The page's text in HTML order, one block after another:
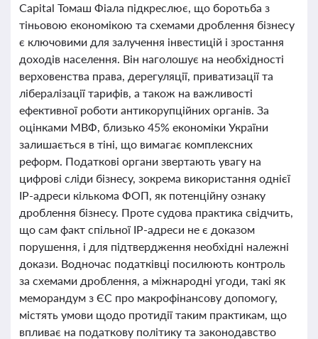
Capital Томаш Фіала підкреслює, що боротьба з
тіньовою економікою та схемами дроблення бізнесу
є ключовими для залучення інвестицій і зростання
доходів населення. Він наголошує на необхідності
верховенства права, дерегуляції, приватизації та
лібералізації тарифів, а також на важливості
ефективної роботи антикорупційних органів. За
оцінками МВФ, близько 45% економіки України
залишається в тіні, що вимагає комплексних
реформ. Податкові органи звертають увагу на
цифрові сліди бізнесу, зокрема використання однієї
IP-адреси кількома ФОП, як потенційну ознаку
дроблення бізнесу. Проте судова практика свідчить,
що сам факт спільної IP-адреси не є доказом
порушення, і для підтвердження необхідні належні
докази. Водночас податківці посилюють контроль
за схемами дроблення, а міжнародні угоди, такі як
меморандум з ЄС про макрофінансову допомогу,
містять умови щодо протидії таким практикам, що
впливає на податкову політику та законодавство